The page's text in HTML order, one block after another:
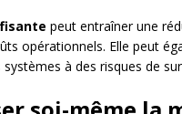
peut entraîner une
opérationnels. Elle peut
à des risques de